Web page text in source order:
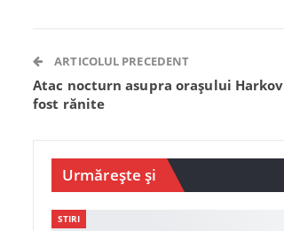
ARTICOLUL PRECEDENT
Atac nocturn asupra orașului
fost rănite
Urmărește și
STIRI